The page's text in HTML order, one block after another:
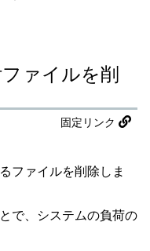
ァイルを削
固定リンク
ファイルを削除しま
で、システムの負荷の